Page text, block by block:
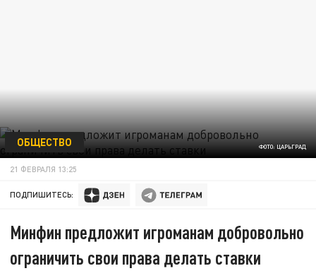
ФОТО: ЦАРЬГРАД
ОБЩЕСТВО
21 ФЕВРАЛЯ 13:25
ПОДПИШИТЕСЬ:
Минфин предложит игроманам добровольно
ограничить свои права делать ставки